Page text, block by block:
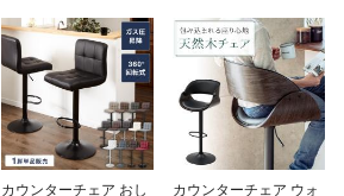
カウンターチェア おし
カウンターチェア ウォ